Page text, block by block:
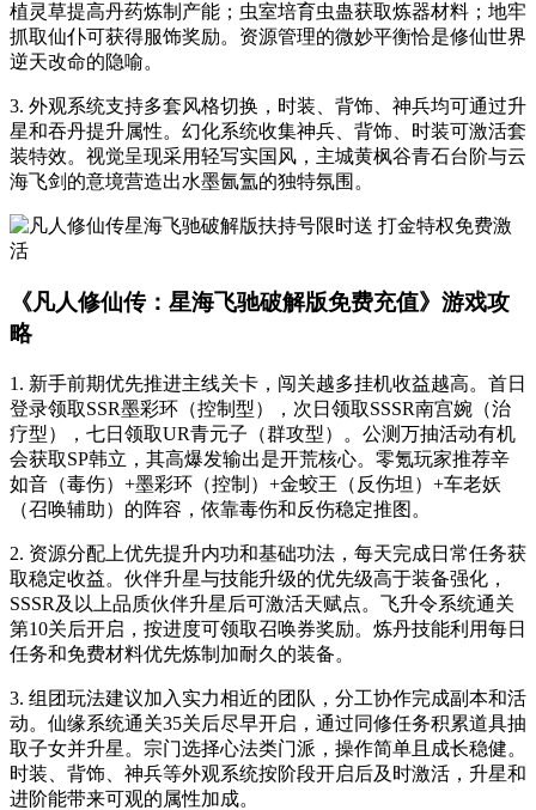
植灵草提高丹药炼制产能；虫室培育虫蛊获取炼器材料；地牢
抓取仙仆可获得服饰奖励。资源管理的微妙平衡恰是修仙世界
逆天改命的隐喻。
3. 外观系统支持多套风格切换，时装、背饰、神兵均可通过升
星和吞丹提升属性。幻化系统收集神兵、背饰、时装可激活套
装特效。视觉呈现采用轻写实国风，主城黄枫谷青石台阶与云
海飞剑的意境营造出水墨氤氲的独特氛围。
《凡人修仙传：星海飞驰破解版免费充值》游戏攻
略
1. 新手前期优先推进主线关卡，闯关越多挂机收益越高。首日
登录领取SSR墨彩环（控制型），次日领取SSSR南宫婉（治
疗型），七日领取UR青元子（群攻型）。公测万抽活动有机
会获取SP韩立，其高爆发输出是开荒核心。零氪玩家推荐辛
如音（毒伤）+墨彩环（控制）+金蛟王（反伤坦）+车老妖
（召唤辅助）的阵容，依靠毒伤和反伤稳定推图。
2. 资源分配上优先提升内功和基础功法，每天完成日常任务获
取稳定收益。伙伴升星与技能升级的优先级高于装备强化，
SSSR及以上品质伙伴升星后可激活天赋点。飞升令系统通关
第10关后开启，按进度可领取召唤券奖励。炼丹技能利用每日
任务和免费材料优先炼制加耐久的装备。
3. 组团玩法建议加入实力相近的团队，分工协作完成副本和活
动。仙缘系统通关35关后尽早开启，通过同修任务积累道具抽
取子女并升星。宗门选择心法类门派，操作简单且成长稳健。
时装、背饰、神兵等外观系统按阶段开启后及时激活，升星和
进阶能带来可观的属性加成。